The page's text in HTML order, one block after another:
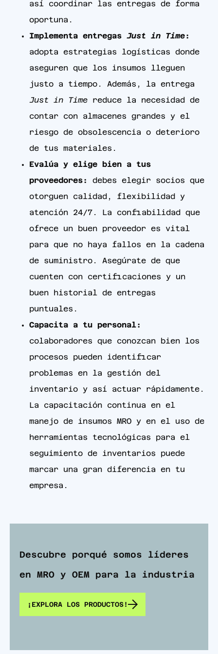
así coordinar las entregas de forma
oportuna.
Implementa entregas Just in Time:
adopta estrategias logísticas donde
aseguren que los insumos lleguen
justo a tiempo. Además, la entrega
Just in Time reduce la necesidad de
contar con almacenes grandes y el
riesgo de obsolescencia o deterioro
de tus materiales.
Evalúa y elige bien a tus
proveedores: debes elegir socios que
otorguen calidad, flexibilidad y
atención 24/7. La confiabilidad que
ofrece un buen proveedor es vital
para que no haya fallos en la cadena
de suministro. Asegúrate de que
cuenten con certificaciones y un
buen historial de entregas
puntuales.
Capacita a tu personal:
colaboradores que conozcan bien los
procesos pueden identificar
problemas en la gestión del
inventario y así actuar rápidamente.
La capacitación continua en el
manejo de insumos MRO y en el uso de
herramientas tecnológicas para el
seguimiento de inventarios puede
marcar una gran diferencia en tu
empresa.
Descubre porqué somos líderes
en MRO y OEM para la industria
¡EXPLORA LOS PRODUCTOS!